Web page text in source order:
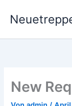
Inhalt
New